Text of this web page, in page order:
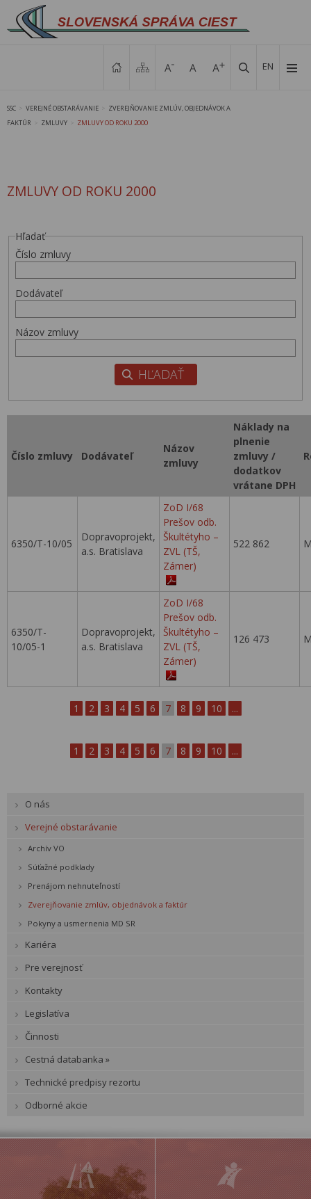
EN
SSC VEREJNÉ OBSTARÁVANIE
ZVEREJŇOVANIE ZMLÚV, OBJEDNÁVOK A
FAKTÚR
ZMLUVY ZMLUVY OD ROKU 2000
ZMLUVY OD ROKU 2000
Hľadať
Číslo zmluvy
Dodávateľ
Názov zmluvy
Číslo zmluvy Dodávateľ
Názov
zmluvy
Náklady na
plnenie
zmluvy /
dodatkov
vrátane DPH
6350/T-10/05
Dopravoprojekt,
a.s. Bratislava
ZoD I/68
Prešov odb.
Škultétyho –
ZVL (TŠ,
Zámer)
522 862
6350/T-
10/05-1
Dopravoprojekt,
a.s. Bratislava
ZoD I/68
Prešov odb.
Škultétyho –
ZVL (TŠ,
Zámer)
126 473
1 2 3 4 5 6 7 8 9 10 ...
1 2 3 4 5 6 7 8 9 10 ...
O nás
Verejné obstarávanie
Archív VO
Súťažné podklady
Prenájom nehnuteľností
Zverejňovanie zmlúv, objednávok a faktúr
Pokyny a usmernenia MD SR
Kariéra
Pre verejnosť
Kontakty
Legislatíva
Činnosti
Cestná databanka »
Technické predpisy rezortu
Odborné akcie